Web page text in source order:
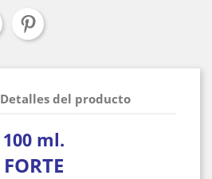
Detalles del producto
100 ml.
FORTE